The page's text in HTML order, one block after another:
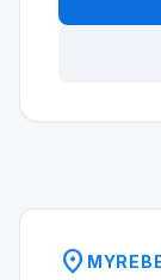
location_on